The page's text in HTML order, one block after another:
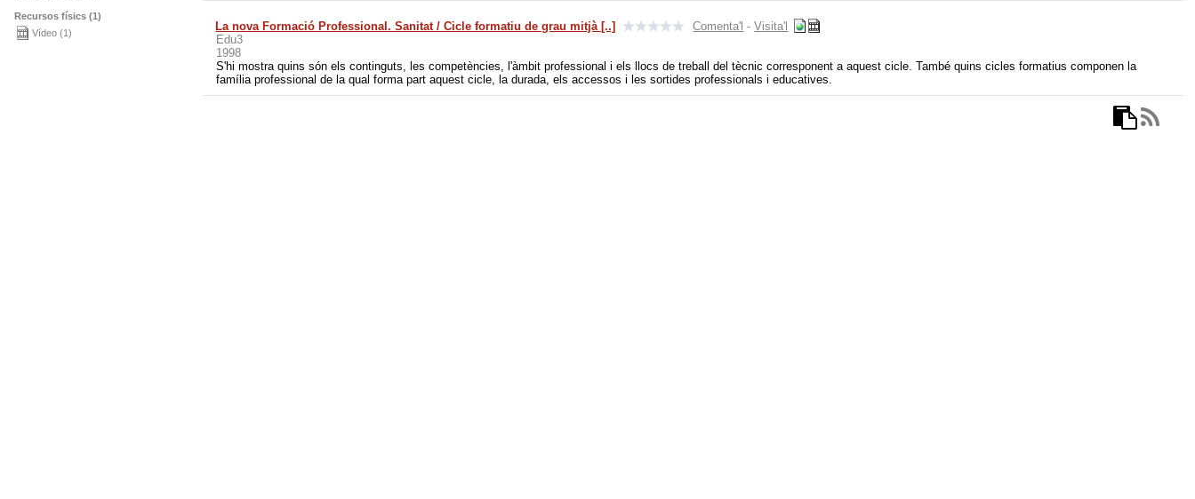
Recursos físics (1)
Vídeo (1)
La nova Formació Professional. Sanitat / Cicle formatiu de grau mitjà [..] Comenta'l -Visita'l
Edu3
1998
S'hi mostra quins són els continguts, les competències, l'àmbit professional i els llocs de treball del tècnic corresponent a aquest cicle. També quins cicles formatius componen la
família professional de la qual forma part aquest cicle, la durada, els accessos i les sortides professionals i educatives.